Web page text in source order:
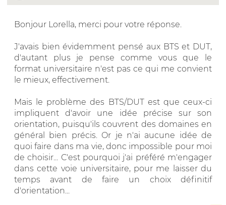
Bonjour Lorella, merci pour votre réponse.
J'avais bien évidemment pensé aux BTS et DUT,
d'autant plus je pense comme vous que le
format universitaire n'est pas ce qui me convient
le mieux, effectivement.
Mais le problème des BTS/DUT est que ceux-ci
impliquent d'avoir une idée précise sur son
orientation, puisqu'ils couvrent des domaines en
général bien précis. Or je n'ai aucune idée de
quoi faire dans ma vie, donc impossible pour moi
de choisir... C'est pourquoi j'ai préféré m'engager
dans cette voie universitaire, pour me laisser du
temps avant de faire un choix définitif
d'orientation...